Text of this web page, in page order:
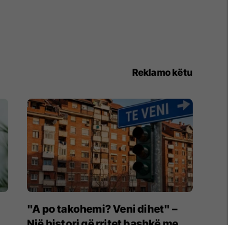
Reklamo këtu
"A po takohemi? Veni dihet" –